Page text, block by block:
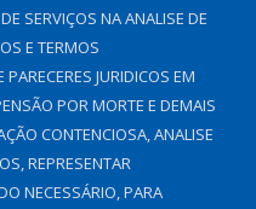
SERVIÇOS NA ANALISE DE
E TERMOS
JURIDICOS EM
POR MORTE E DEMAIS
CONTENCIOSA, ANALISE
REPRESENTAR
NECESSÁRIO, PARA